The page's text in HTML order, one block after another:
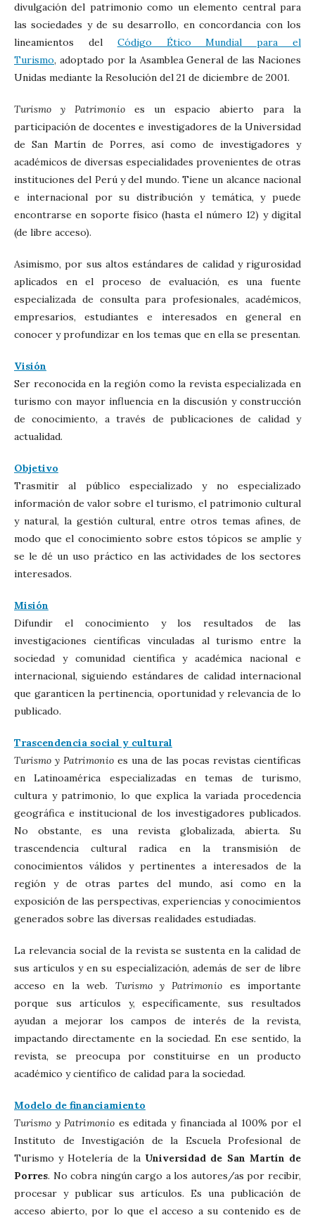
divulgación del patrimonio como un elemento central para
las sociedades y de su desarrollo, en concordancia con los
lineamientos del Código Ético Mundial para el
Turismo, adoptado por la Asamblea General de las Naciones
Unidas mediante la Resolución del 21 de diciembre de 2001.
Turismo y Patrimonio es un espacio abierto para la
participación de docentes e investigadores de la Universidad
de San Martín de Porres, así como de investigadores y
académicos de diversas especialidades provenientes de otras
instituciones del Perú y del mundo. Tiene un alcance nacional
e internacional por su distribución y temática, y puede
encontrarse en soporte físico (hasta el número 12) y digital
(de libre acceso).
Asimismo, por sus altos estándares de calidad y rigurosidad
aplicados en el proceso de evaluación, es una fuente
especializada de consulta para profesionales, académicos,
empresarios, estudiantes e interesados en general en
conocer y profundizar en los temas que en ella se presentan.
Visión
Ser reconocida en la región como la revista especializada en
turismo con mayor influencia en la discusión y construcción
de conocimiento, a través de publicaciones de calidad y
actualidad.
Objetivo
Trasmitir al público especializado y no especializado
información de valor sobre el turismo, el patrimonio cultural
y natural, la gestión cultural, entre otros temas afines, de
modo que el conocimiento sobre estos tópicos se amplíe y
se le dé un uso práctico en las actividades de los sectores
interesados.
Misión
Difundir el conocimiento y los resultados de las
investigaciones científicas vinculadas al turismo entre la
sociedad y comunidad científica y académica nacional e
internacional, siguiendo estándares de calidad internacional
que garanticen la pertinencia, oportunidad y relevancia de lo
publicado.
Trascendencia social y cultural
Turismo y Patrimonio es una de las pocas revistas científicas
en Latinoamérica especializadas en temas de turismo,
cultura y patrimonio, lo que explica la variada procedencia
geográfica e institucional de los investigadores publicados.
No obstante, es una revista globalizada, abierta. Su
trascendencia cultural radica en la transmisión de
conocimientos válidos y pertinentes a interesados de la
región y de otras partes del mundo, así como en la
exposición de las perspectivas, experiencias y conocimientos
generados sobre las diversas realidades estudiadas.
La relevancia social de la revista se sustenta en la calidad de
sus artículos y en su especialización, además de ser de libre
acceso en la web. Turismo y Patrimonio es importante
porque sus artículos y, específicamente, sus resultados
ayudan a mejorar los campos de interés de la revista,
impactando directamente en la sociedad. En ese sentido, la
revista, se preocupa por constituirse en un producto
académico y científico de calidad para la sociedad.
Modelo de financiamiento
Turismo y Patrimonio es editada y financiada al 100% por el
Instituto de Investigación de la Escuela Profesional de
Turismo y Hotelería de la Universidad de San Martín de
Porres. No cobra ningún cargo a los autores/as por recibir,
procesar y publicar sus artículos. Es una publicación de
acceso abierto, por lo que el acceso a su contenido es de